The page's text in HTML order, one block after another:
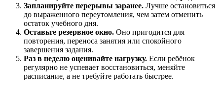
Запланируйте перерывы заранее. Лучше остановиться
до выраженного переутомления, чем затем отменить
остаток учебного дня.
Оставьте резервное окно. Оно пригодится для
повторения, переноса занятия или спокойного
завершения задания.
Раз в неделю оценивайте нагрузку. Если ребёнок
регулярно не успевает восстановиться, меняйте
расписание, а не требуйте работать быстрее.